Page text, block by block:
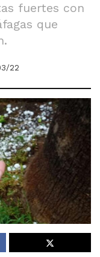
fuertes con
que
22